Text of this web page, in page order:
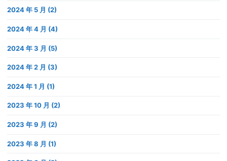
2024 年 5 月 (2)
2024 年 4 月 (4)
2024 年 3 月 (5)
2024 年 2 月 (3)
2024 年 1 月 (1)
2023 年 10 月 (2)
2023 年 9 月 (2)
2023 年 8 月 (1)